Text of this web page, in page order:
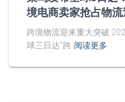
境电商卖家抢占物
跨境物流迎来重大突破
球三日达"跨 阅读更多